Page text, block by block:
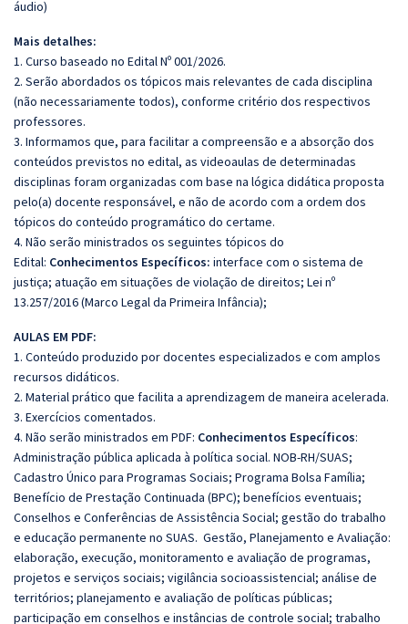
áudio)
Mais detalhes:
1. Curso baseado no Edital Nº 001/2026.
2. Serão abordados os tópicos mais relevantes de cada disciplina
(não necessariamente todos), conforme critério dos respectivos
professores.
3. Informamos que, para facilitar a compreensão e a absorção dos
conteúdos previstos no edital, as videoaulas de determinadas
disciplinas foram organizadas com base na lógica didática proposta
pelo(a) docente responsável, e não de acordo com a ordem dos
tópicos do conteúdo programático do certame.
4. Não serão ministrados os seguintes tópicos do
Edital: Conhecimentos Específicos: interface com o sistema de
justiça; atuação em situações de violação de direitos; Lei nº
13.257/2016 (Marco Legal da Primeira Infância);
AULAS EM PDF:
1. Conteúdo produzido por docentes especializados e com amplos
recursos didáticos.
2. Material prático que facilita a aprendizagem de maneira acelerada.
3. Exercícios comentados.
4. Não serão ministrados em PDF: Conhecimentos Específicos:
Administração pública aplicada à política social. NOB-RH/SUAS;
Cadastro Único para Programas Sociais; Programa Bolsa Família;
Benefício de Prestação Continuada (BPC); benefícios eventuais;
Conselhos e Conferências de Assistência Social; gestão do trabalho
e educação permanente no SUAS. Gestão, Planejamento e Avaliação:
elaboração, execução, monitoramento e avaliação de programas,
projetos e serviços sociais; vigilância socioassistencial; análise de
territórios; planejamento e avaliação de políticas públicas;
participação em conselhos e instâncias de controle social; trabalho